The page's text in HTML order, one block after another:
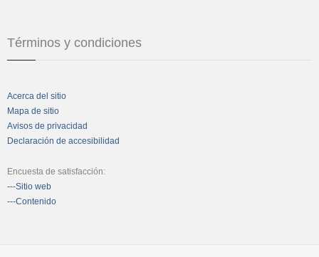
Términos y condiciones
Acerca del sitio
Mapa de sitio
Avisos de privacidad
Declaración de accesibilidad
Encuesta de satisfacción:
---Sitio web
---Contenido